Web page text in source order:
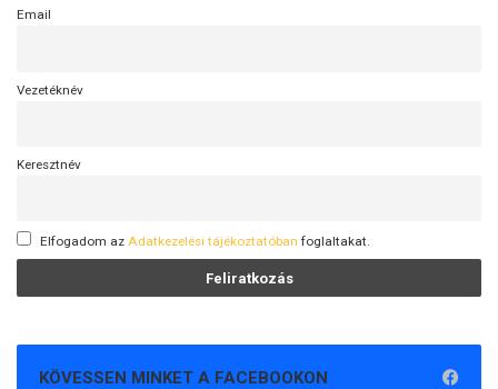
Email
Vezetéknév
Keresztnév
Elfogadom az Adatkezelési tájékoztatóban foglaltakat.
KÖVESSEN MINKET A FACEBOOKON